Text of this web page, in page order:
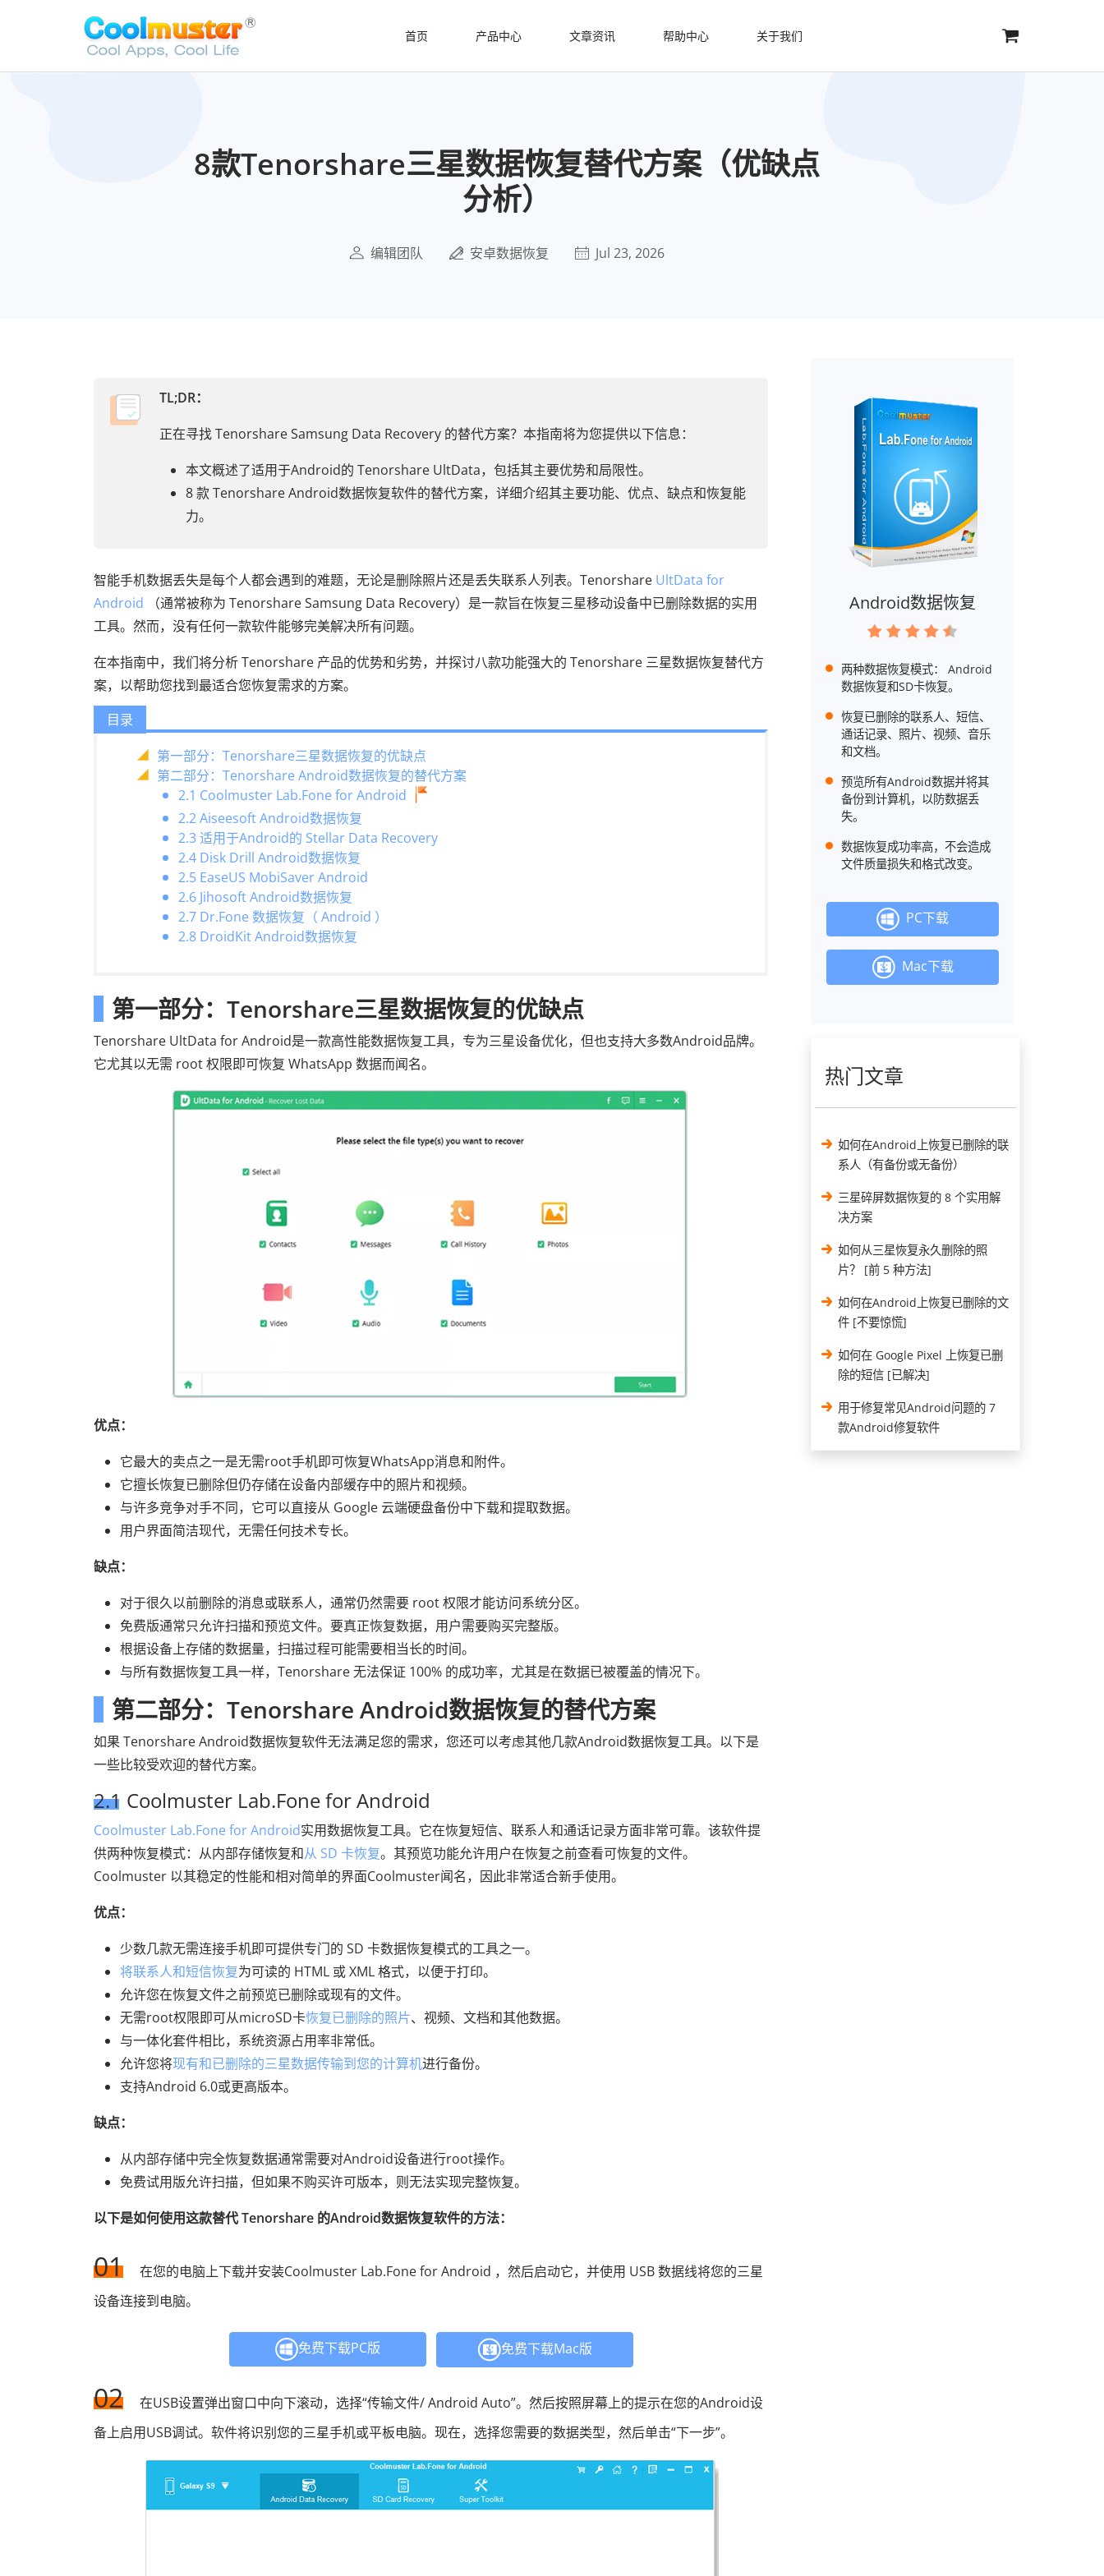
首页 产品中心 文章资讯 帮助中心 关于我们
8款Tenorshare三星数据恢复替代方案（优缺点
分析）
编辑团队 安卓数据恢复 Jul 23, 2026
TL;DR：
正在寻找 Tenorshare Samsung Data Recovery 的替代方案？本指南将为您提供以下信息：
本文概述了适用于Android的 Tenorshare UltData，包括其主要优势和局限性。
8 款 Tenorshare Android数据恢复软件的替代方案，详细介绍其主要功能、优点、缺点和恢复能
力。
智能手机数据丢失是每个人都会遇到的难题，无论是删除照片还是丢失联系人列表。Tenorshare UltData for
Android （通常被称为 Tenorshare Samsung Data Recovery）是一款旨在恢复三星移动设备中已删除数据的实用
工具。然而，没有任何一款软件能够完美解决所有问题。
在本指南中，我们将分析 Tenorshare 产品的优势和劣势，并探讨八款功能强大的 Tenorshare 三星数据恢复替代方
案，以帮助您找到最适合您恢复需求的方案。
目录
第一部分：Tenorshare三星数据恢复的优缺点
第二部分：Tenorshare Android数据恢复的替代方案
2.1 Coolmuster Lab.Fone for Android
2.2 Aiseesoft Android数据恢复
2.3 适用于Android的 Stellar Data Recovery
2.4 Disk Drill Android数据恢复
2.5 EaseUS MobiSaver Android
2.6 Jihosoft Android数据恢复
2.7 Dr.Fone 数据恢复（ Android ）
2.8 DroidKit Android数据恢复
第一部分：Tenorshare三星数据恢复的优缺点
Tenorshare UltData for Android是一款高性能数据恢复工具，专为三星设备优化，但也支持大多数Android品牌。
它尤其以无需 root 权限即可恢复 WhatsApp 数据而闻名。
优点：
它最大的卖点之一是无需root手机即可恢复WhatsApp消息和附件。
它擅长恢复已删除但仍存储在设备内部缓存中的照片和视频。
与许多竞争对手不同，它可以直接从 Google 云端硬盘备份中下载和提取数据。
用户界面简洁现代，无需任何技术专长。
缺点：
对于很久以前删除的消息或联系人，通常仍然需要 root 权限才能访问系统分区。
免费版通常只允许扫描和预览文件。要真正恢复数据，用户需要购买完整版。
根据设备上存储的数据量，扫描过程可能需要相当长的时间。
与所有数据恢复工具一样，Tenorshare 无法保证 100% 的成功率，尤其是在数据已被覆盖的情况下。
第二部分：Tenorshare Android数据恢复的替代方案
如果 Tenorshare Android数据恢复软件无法满足您的需求，您还可以考虑其他几款Android数据恢复工具。以下是
一些比较受欢迎的替代方案。
2.1 Coolmuster Lab.Fone for Android
Coolmuster Lab.Fone for Android实用数据恢复工具。它在恢复短信、联系人和通话记录方面非常可靠。该软件提
供两种恢复模式：从内部存储恢复和从 SD 卡恢复。其预览功能允许用户在恢复之前查看可恢复的文件。
Coolmuster 以其稳定的性能和相对简单的界面Coolmuster闻名，因此非常适合新手使用。
优点：
少数几款无需连接手机即可提供专门的 SD 卡数据恢复模式的工具之一。
将联系人和短信恢复为可读的 HTML 或 XML 格式，以便于打印。
允许您在恢复文件之前预览已删除或现有的文件。
无需root权限即可从microSD卡恢复已删除的照片、视频、文档和其他数据。
与一体化套件相比，系统资源占用率非常低。
允许您将现有和已删除的三星数据传输到您的计算机进行备份。
支持Android 6.0或更高版本。
缺点：
从内部存储中完全恢复数据通常需要对Android设备进行root操作。
免费试用版允许扫描，但如果不购买许可版本，则无法实现完整恢复。
以下是如何使用这款替代 Tenorshare 的Android数据恢复软件的方法：
01
在您的电脑上下载并安装Coolmuster Lab.Fone for Android ，然后启动它，并使用 USB 数据线将您的三星
设备连接到电脑。
免费下载PC版 免费下载Mac版
02
在USB设置弹出窗口中向下滚动，选择“传输文件/ Android Auto”。然后按照屏幕上的提示在您的Android设
备上启用USB调试。软件将识别您的三星手机或平板电脑。现在，选择您需要的数据类型，然后单击“下一步”。
Android数据恢复
两种数据恢复模式： Android
数据恢复和SD卡恢复。
恢复已删除的联系人、短信、
通话记录、照片、视频、音乐
和文档。
预览所有Android数据并将其
备份到计算机，以防数据丢
失。
数据恢复成功率高，不会造成
文件质量损失和格式改变。
PC下载
Mac下载
热门文章
如何在Android上恢复已删除的联
系人（有备份或无备份）
三星碎屏数据恢复的 8 个实用解
决方案
如何从三星恢复永久删除的照
片？ [前 5 种方法]
如何在Android上恢复已删除的文
件 [不要惊慌]
如何在 Google Pixel 上恢复已删
除的短信 [已解决]
用于修复常见Android问题的 7
款Android修复软件